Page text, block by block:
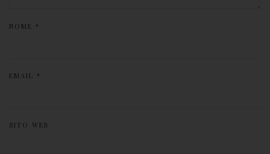
NOME *
EMAIL *
SITO WEB